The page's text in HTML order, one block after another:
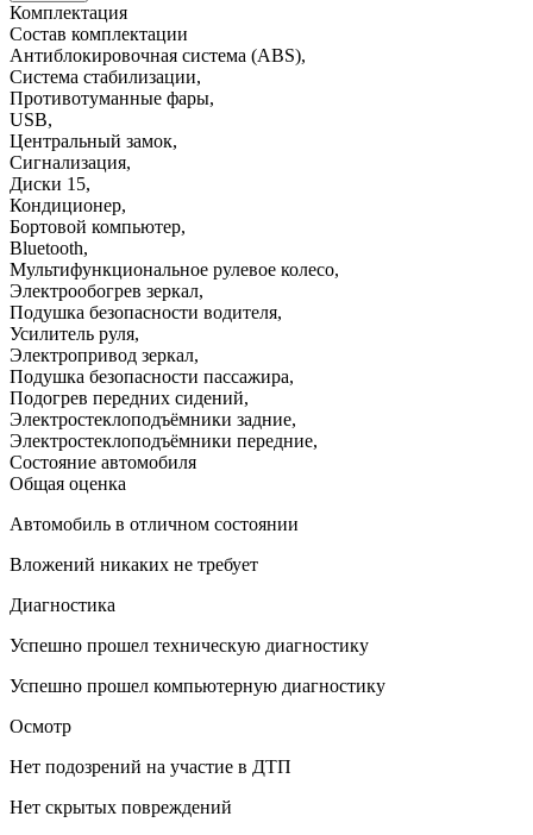
Комплектация
Состав комплектации
Антиблокировочная система (ABS),
Система стабилизации,
Противотуманные фары,
USB,
Центральный замок,
Сигнализация,
Диски 15,
Кондиционер,
Бортовой компьютер,
Bluetooth,
Мультифункциональное рулевое колесо,
Электрообогрев зеркал,
Подушка безопасности водителя,
Усилитель руля,
Электропривод зеркал,
Подушка безопасности пассажира,
Подогрев передних сидений,
Электростеклоподъёмники задние,
Электростеклоподъёмники передние,
Состояние автомобиля
Общая оценка
Автомобиль в отличном состоянии
Вложений никаких не требует
Диагностика
Успешно прошел техническую диагностику
Успешно прошел компьютерную диагностику
Осмотр
Нет подозрений на участие в ДТП
Нет скрытых повреждений